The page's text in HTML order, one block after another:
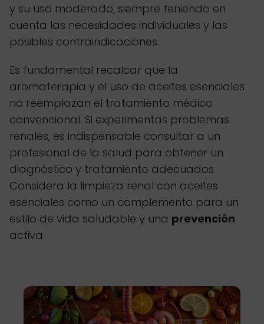
y su uso moderado, siempre teniendo en
cuenta las necesidades individuales y las
posibles contraindicaciones.
Es fundamental recalcar que la
aromaterapia y el uso de aceites esenciales
no reemplazan el tratamiento médico
convencional. Si experimentas problemas
renales, es indispensable consultar a un
profesional de la salud para obtener un
diagnóstico y tratamiento adecuados.
Considera la limpieza renal con aceites
esenciales como un complemento para un
estilo de vida saludable y una prevención
activa.